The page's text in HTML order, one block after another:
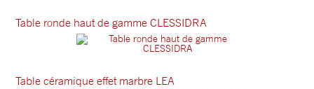
Table ronde haut de gamme CLESSIDRA
Table céramique effet marbre LEA